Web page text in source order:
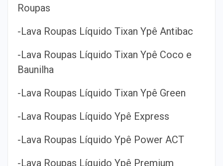
Roupas
-Lava Roupas Líquido Tixan Ypê Antibac
-Lava Roupas Líquido Tixan Ypê Coco e
Baunilha
-Lava Roupas Líquido Tixan Ypê Green
-Lava Roupas Líquido Ypê Express
-Lava Roupas Líquido Ypê Power ACT
-Lava Roupas Líquido Ypê Premium